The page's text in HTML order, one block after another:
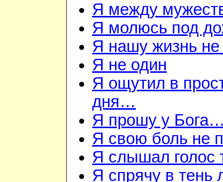
Я между
Я молюсь под
Я нашу жизнь
Я не один
Я ощутил в
дня…
Я прошу у
Я свою боль не
Я слышал голос
Я спрячу в тень